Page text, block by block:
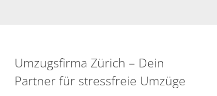
Umzugsfirma Zürich – Dein
Partner für stressfreie Umzüge